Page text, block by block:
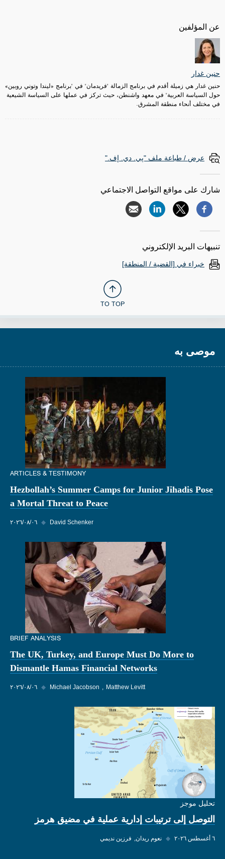
عن المؤلفين
حنين غدار
حنين غدار هي زميلة أقدم في برنامج الزمالة "فريدمان" في "برنامج «ليندا وتوني روبين»
حول السياسة العربية" في معهد واشنطن، حيث تركز في عملها على السياسة الشيعية
في مختلف أنحاء منطقة المشرق.
عرض / طباعة ملف "پي. دي. إف."
شارك على مواقع التواصل الاجتماعي
تنبيهات البريد الإلكتروني
خبراء في [القضية / المنطقة]
TO TOP
موصى به
ARTICLES & TESTIMONY
Hezbollah’s Summer Camps for Junior Jihadis Pose
a Mortal Threat to Peace
٠٦‏/٠٨‏/٢٠٢٦ ◆ David Schenker
BRIEF ANALYSIS
The UK, Turkey, and Europe Must Do More to
Dismantle Hamas Financial Networks
٠٦‏/٠٨‏/٢٠٢٦ ◆ Michael Jacobson Matthew Levitt
تحليل موجز
التوصل إلى ترتيبات إدارية عملية في مضيق هرمز
٦ أغسطس ٢٠٢٦ ◆ نعوم ريدان فرزين نديمي